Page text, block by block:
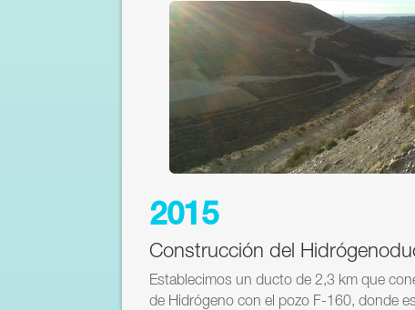
2015
Construcción del
Establecimos un ducto de 2,3 km que
de Hidrógeno con el pozo F-160, donde